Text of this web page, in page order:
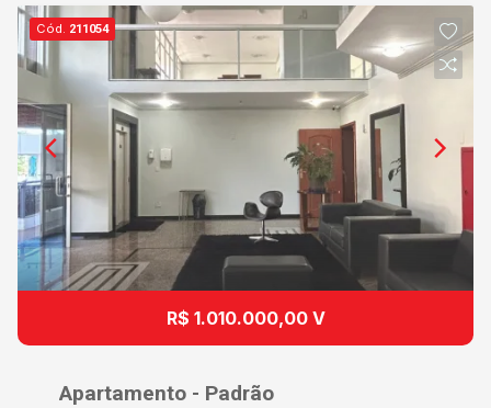
Cód. 211054
R$ 1.010.000,00 V
Apartamento - Padrão